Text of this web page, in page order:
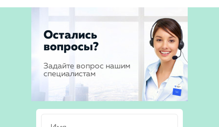
Остались
вопросы?
Задайте вопрос нашим
специалистам